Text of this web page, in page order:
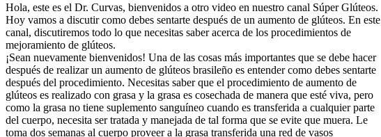
Hola, este es el Dr. Curvas, bienvenidos a otro video en nuestro canal Súper Glúteos.
Hoy vamos a discutir como debes sentarte después de un aumento de glúteos. En este
canal, discutiremos todo lo que necesitas saber acerca de los procedimientos de
mejoramiento de glúteos.
¡Sean nuevamente bienvenidos! Una de las cosas más importantes que se debe hacer
después de realizar un aumento de glúteos brasileño es entender como debes sentarte
después del procedimiento. Necesitas saber que el procedimiento de aumento de
glúteos es realizado con grasa y la grasa es cosechada de manera que esté viva, pero
como la grasa no tiene suplemento sanguíneo cuando es transferida a cualquier parte
del cuerpo, necesita ser tratada y manejada de tal forma que se evite que muera. Le
toma dos semanas al cuerpo proveer a la grasa transferida una red de vasos